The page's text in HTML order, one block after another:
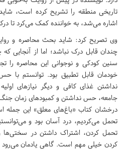
تاریخی منطقه را تشریح کرده است،
اشاره می‌شد، به خواننده کمک می‌کرد تا
وی تصریح کرد: شاید بحث محاصره و
چندان قابل درک‌ نباشد؛ اما از آنجایی
سنین کودکی و نوجوانی این محاصره را
خودمان قابل تطبیق بود. توانستم با
نداشتن غذای کافی و دیگر نیازهای
جامعه، حس نداشتن و کمبودهای زمان جنگ
درخشان کتاب «باغ­‌های معلق» این
تحمل می‌کردیم، درد آسان بود و
تحمل کردن، اشتراک داشتن در سختی‌ها
کردن خیلی مهم است. گاهی یادمان می‌رود